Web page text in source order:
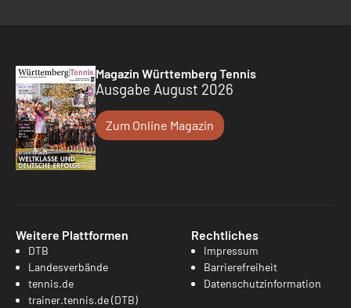
Magazin Württemberg Tennis
Ausgabe August 2026
Zum Online Magazin
Weitere Plattformen
DTB
Landesverbände
tennis.de
trainer.tennis.de (DTB)
Rechtliches
Impressum
Barrierefreiheit
Datenschutzinformation